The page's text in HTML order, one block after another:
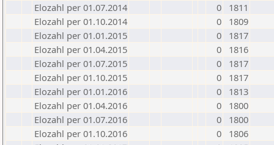
Elozahl per 01.07.2014
0
1811
Elozahl per 01.10.2014
0
1809
Elozahl per 01.01.2015
0
1817
Elozahl per 01.04.2015
0
1816
Elozahl per 01.07.2015
0
1817
Elozahl per 01.10.2015
0
1817
Elozahl per 01.01.2016
0
1813
Elozahl per 01.04.2016
0
1800
Elozahl per 01.07.2016
0
1800
Elozahl per 01.10.2016
0
1806